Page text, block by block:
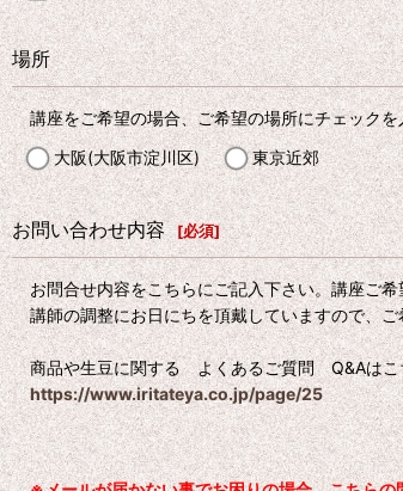
場所
講座をご希望の場合、ご希望の場所にチェック
大阪(大阪市淀川区)
東京近郊
お問い合わせ内容 [必須]
お問合せ内容をこちらにご記入下さい。講座ご
講師の調整にお日にちを頂戴していますので、
商品や生豆に関する よくあるご質問 Q&Aはこ
https://www.iritateya.co.jp/page/25